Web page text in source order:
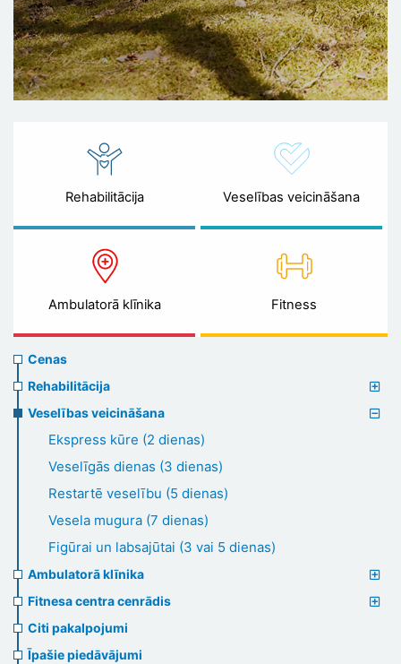
Rehabilitācija Veselības veicināšana
Ambulatorā klīnika Fitness
Prices
menu
Cenas
Rehabilitācija
Veselības veicināšana
Ekspress kūre (2 dienas)
Veselīgās dienas (3 dienas)
Restartē veselību (5 dienas)
Vesela mugura (7 dienas)
Figūrai un labsajūtai (3 vai 5 dienas)
Ambulatorā klīnika
Fitnesa centra cenrādis
Citi pakalpojumi
Īpašie piedāvājumi